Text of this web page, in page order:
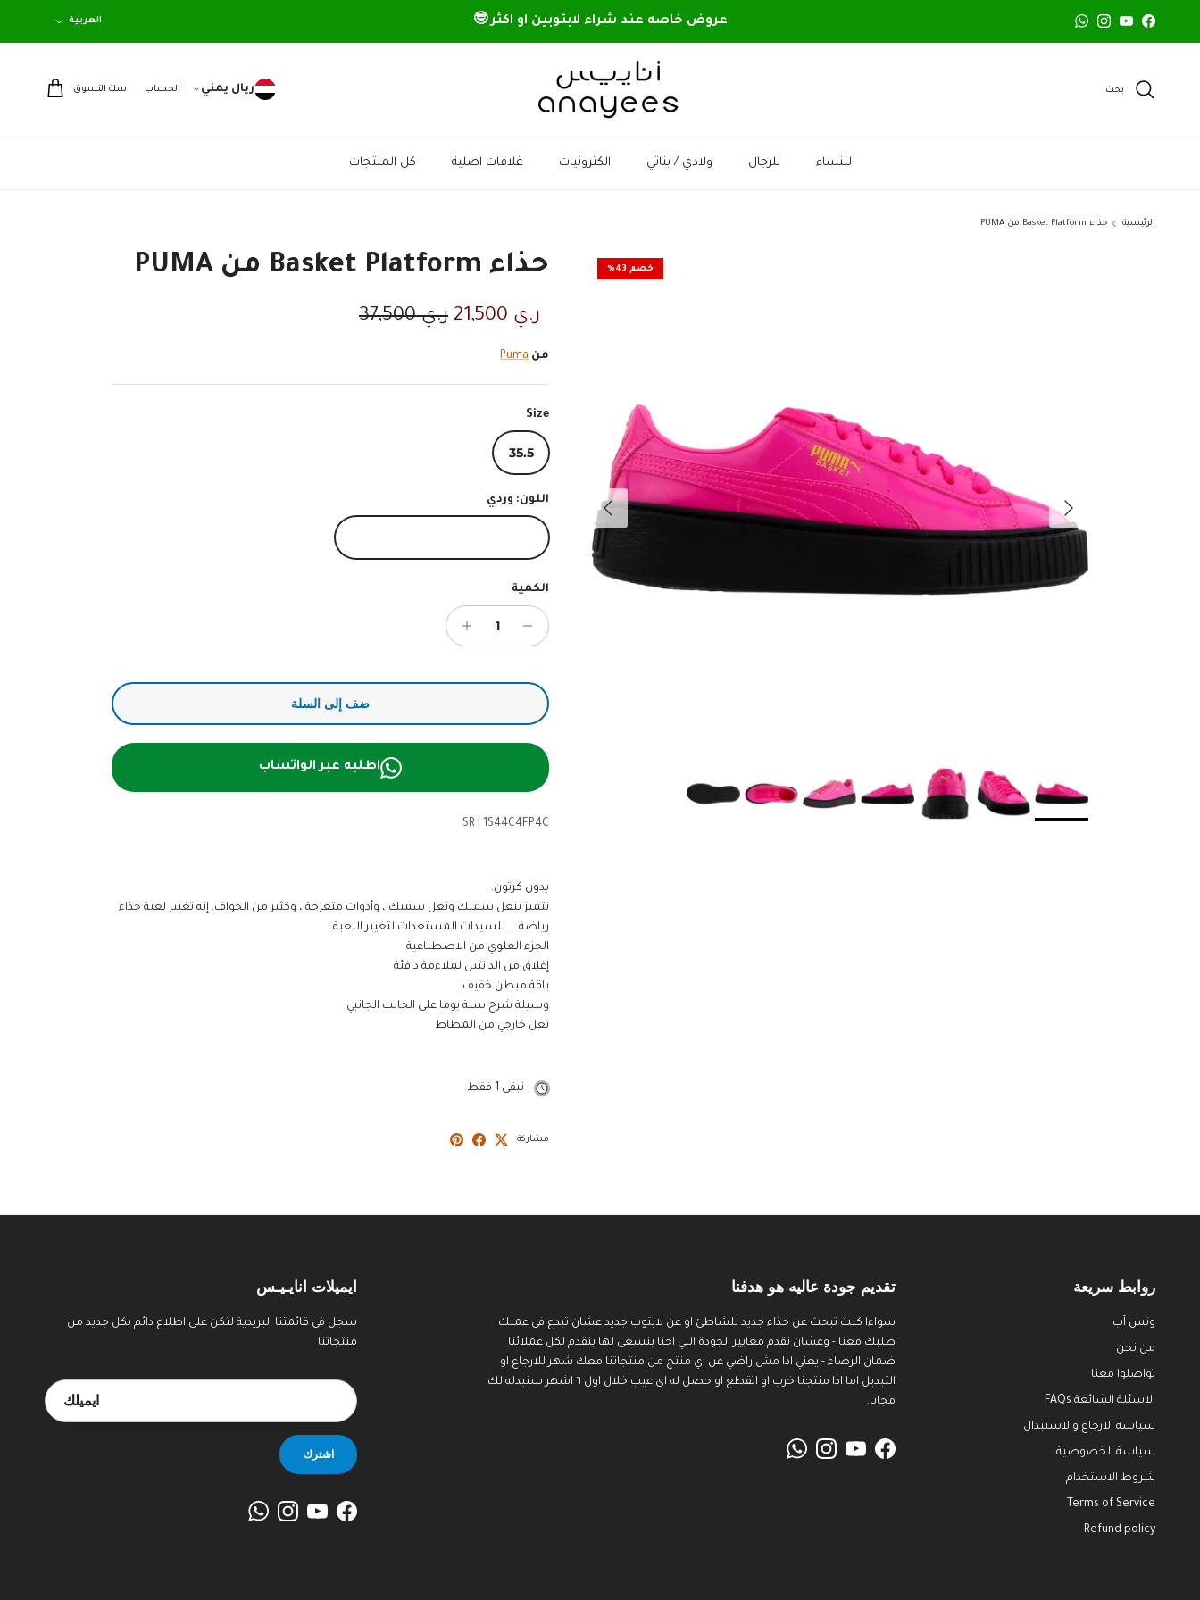
Facebook
YouTube
Instagram
WhatsApp عروض خاصه عند شراء لابتوبين او اكثر 🤓
العربية
بحث ريال يمني الحساب سلة التسوق
للنساء للرجال ولادي / بناتي الكترونيات غلافات اصلية كل المنتجات
الرئيسية حذاء Basket Platform من PUMA
السابق التالي
خصم 43% حذاء Basket Platform من PUMA
السعر الان
ر.ي 21,500 السعر الاصلي
ر.ي 37,500
من Puma
Size
35.5
اللون: وردي
الكمية
ضف إلى السلة
اطلبه عبر الواتساب
SR 1S44C4FP4C
بدون كرتون.
تتميز بنعل سميك ونعل سميك ، وأدوات متعرجة ، وكثير من الحواف. إنه تغيير لعبة حذاء
رياضة ... للسيدات المستعدات لتغيير اللعبة.
الجزء العلوي من الاصطناعية
إغلاق من الدانتيل لملاءمة دافئة
ياقة مبطن خفيف
وسيلة شرح سلة بوما على الجانب الجانبي
نعل خارجي من المطاط
تبقى 1 فقط
مشاركة
روابط سريعة
وتس آب
من نحن
تواصلوا معنا
الاسئلة الشائعة FAQs
سياسة الارجاع والاستبدال
سياسة الخصوصية
شروط الاستخدام
Terms of Service
Refund policy
تقديم جودة عاليه هو هدفنا
سواءا كنت تبحث عن حذاء جديد للشاطئ او عن لابتوب جديد عشان تبدع في عملك
طلبك معنا - وعشان نقدم معايير الجودة اللي احنا بنسعى لها بنقدم لكل عملائنا
ضمان الرضاء - يعني اذا مش راضي عن اي منتج من منتجاتنا معك شهر للارجاع او
التبديل اما اذا منتجنا خرب او اتقطع او حصل له اي عيب خلال اول ٦ اشهر سنبدله لك
مجانا.
Facebook
YouTube
Instagram
WhatsApp
ايميلات انايـيـس
سجل في قائمتنا البريدية لتكن على اطلاع دائم بكل جديد من
منتجاتنا
اشترك
Facebook
YouTube
Instagram
WhatsApp